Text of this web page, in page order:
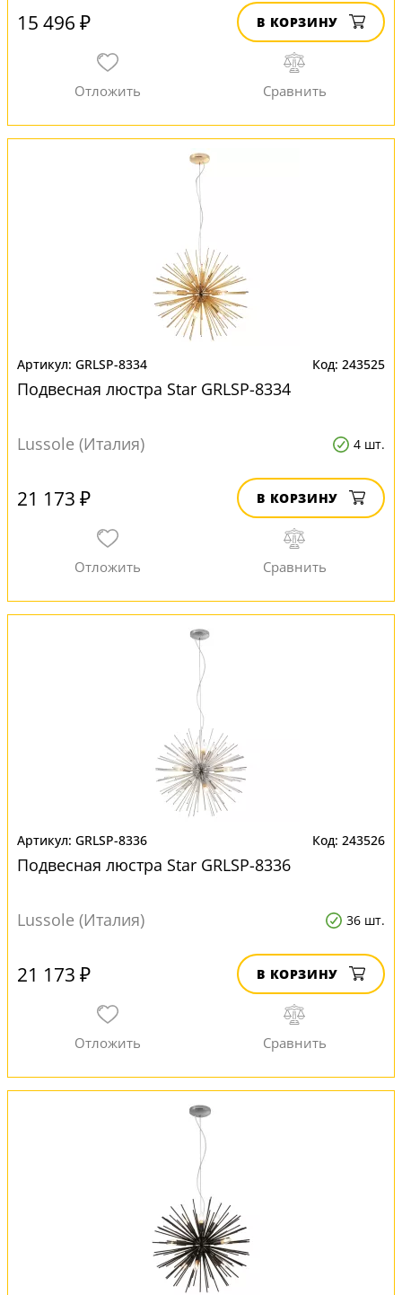
15 496 ₽ В КОРЗИНУ
GRLSP-8334 243525
Подвесная люстра Star GRLSP-8334
Lussole (Италия) 4 шт.
21 173 ₽ В КОРЗИНУ
GRLSP-8336 243526
Подвесная люстра Star GRLSP-8336
Lussole (Италия) 36 шт.
21 173 ₽ В КОРЗИНУ